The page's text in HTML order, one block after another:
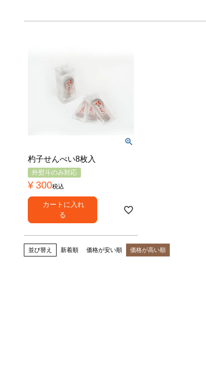
杓子せんべい8枚入
外熨斗のみ対応
¥ 300税込
カートに入れ
る
並び替え 新着順 価格が安い順 価格が高い順